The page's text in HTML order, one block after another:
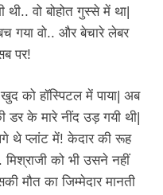
वो बोहोत गुस्से में था|
गया वो.. और बेचारे लेबर
पर!
को हॉस्पिटल में पाया| अब
डर के मारे नींद उड़ गयी थी|
थे प्लांट में! केदार की रूह
को भी उसने नहीं
मौत का जिम्मेदार मानती